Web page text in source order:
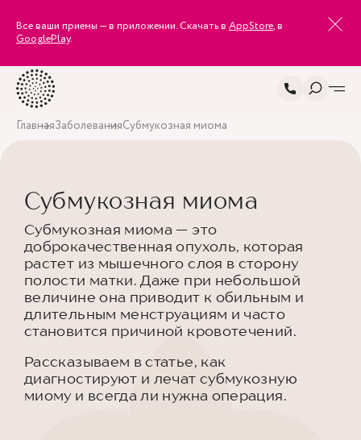
Все ваши приемы — в приложении. Скачать в AppStore, в
GooglePlay.
ГлавнаяЗаболеванияСубмукозная миома
Субмукозная миома
Субмукозная миома — это
доброкачественная опухоль, которая
растет из мышечного слоя в сторону
полости матки. Даже при небольшой
величине она приводит к обильным и
длительным менструациям и часто
становится причиной кровотечений.
Рассказываем в статье, как
диагностируют и лечат субмукозную
миому и всегда ли нужна операция.